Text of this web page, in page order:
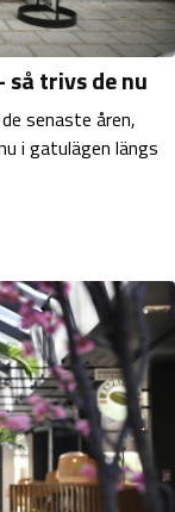
trivs de nu
senaste åren,
i gatulägen längs